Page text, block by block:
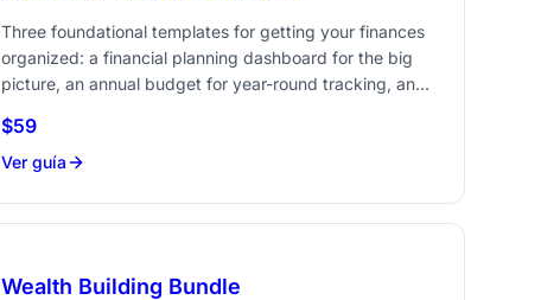
Three foundational templates for getting your finances
organized: a financial planning dashboard for the big
picture, an annual budget for year-round tracking, and
$59
Ver guía
Wealth Building Bundle